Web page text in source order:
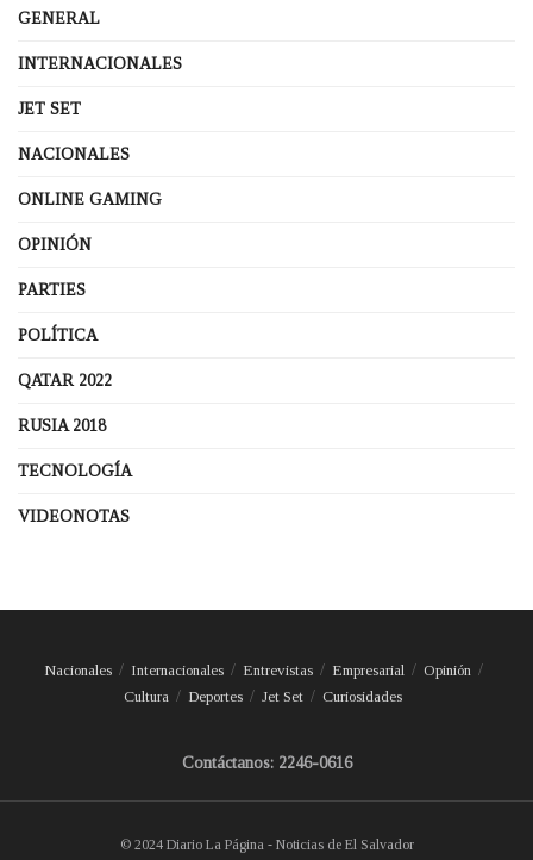
GENERAL
INTERNACIONALES
JET SET
NACIONALES
ONLINE GAMING
OPINIÓN
PARTIES
POLÍTICA
QATAR 2022
RUSIA 2018
TECNOLOGÍA
VIDEONOTAS
Nacionales Internacionales Entrevistas Empresarial
Opinión
Cultura
Deportes Jet Set Curiosidades
Contáctanos: 2246-0616
© 2024 Diario La Página - Noticias de El Salvador